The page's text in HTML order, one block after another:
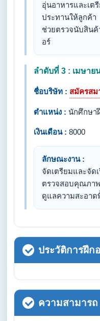
อุ่นอาหารและเต
ประทานให้ลูกค้า
ช่วยตรวจนับสินค้
อร์
ลำดับที่ 3 : เมษาย
ชื่อบริษัท : สมัครสม
ตำแหน่ง : นักศึกษา
เงินเดือน : 8000
ลักษณะงาน :
จัดเตรียมและจัด
ตรวจสอบคุณภา
ดูแลความสะอา
ประวัติการฝึก
ความสามารถ